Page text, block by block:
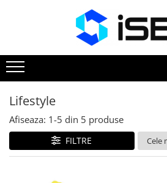
Trotinete electrice
Piese si accesorii
Lifestyle
Afiseaza: 1-5 din 5 produse
FILTRE